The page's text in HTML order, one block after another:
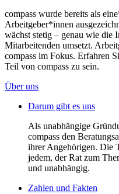
compass wurde bereits als
Arbeitgeber*innen
wächst stetig – genau wie die
Mitarbeitenden umsetzt.
compass im Fokus. Erfahren
Teil von compass zu sein.
Über uns
Darum gibt es uns
Als unabhängige
compass den
ihrer Angehörigen. Die
jedem, der Rat zum
und unabhängig.
Zahlen und Fakten